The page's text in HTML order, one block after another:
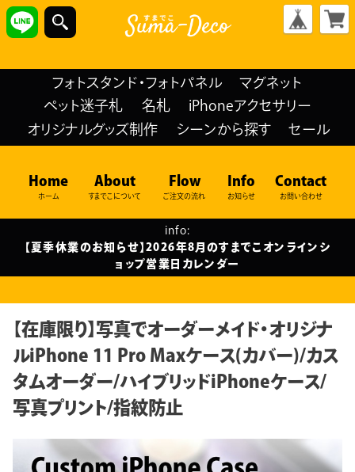
フォトスタンド・フォトパネル
マグネット
ペット迷子札
名札
iPhoneアクセサリー
オリジナルグッズ制作
シーンから探す セール
Home
ホーム
About
すまでこについて
Flow
ご注文の流れ
Info
お知らせ
Contact
お問い合わせ
info:
【夏季休業のお知らせ】2026年8月のすまでこオンラインシ
ョップ営業日カレンダー
【在庫限り】写真でオーダーメイド・オリジナ
ルiPhone 11 Pro Maxケース(カバー)/カス
タムオーダー/ハイブリッドiPhoneケース/
写真プリント/指紋防止